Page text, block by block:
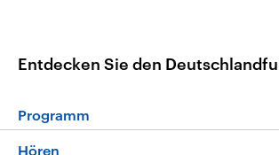
Entdecken Sie den
Programm
Programm
Hören